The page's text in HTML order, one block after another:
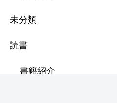
未分類
読書
書籍紹介